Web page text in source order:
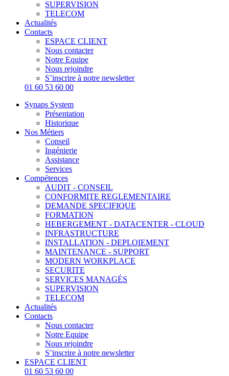
SUPERVISION
TELECOM
Actualités
Contacts
ESPACE CLIENT
Nous contacter
Notre Equipe
Nous rejoindre
S’inscrire à notre newsletter
01 60 53 60 00
Synaps System
Présentation
Historique
Nos Métiers
Conseil
Ingénierie
Assistance
Services
Compétences
AUDIT - CONSEIL
CONFORMITE REGLEMENTAIRE
DEMANDE SPECIFIQUE
FORMATION
HEBERGEMENT - DATACENTER - CLOUD
INFRASTRUCTURE
INSTALLATION - DEPLOIEMENT
MAINTENANCE - SUPPORT
MODERN WORKPLACE
SECURITE
SERVICES MANAGÉS
SUPERVISION
TELECOM
Actualités
Contacts
Nous contacter
Notre Equipe
Nous rejoindre
S’inscrire à notre newsletter
ESPACE CLIENT
01 60 53 60 00